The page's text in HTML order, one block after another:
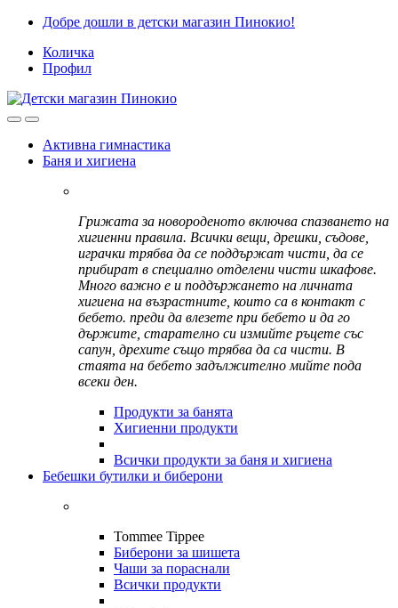
Skip
navigation
Skip
content
Добре дошли в детски магазин Пинокио!
Количка
Профил
Активна гимнастика
Баня и хигиена
Грижата за новороденото включва спазването на
хигиенни правила. Всички вещи, дрешки, съдове,
играчки трябва да се поддържат чисти, да се
прибират в специално отделени чисти шкафове.
Много важно е и поддържането на личната
хигиена на възрастните, които са в контакт с
бебето. преди да влезете при бебето и да го
държите, старателно си измийте ръцете със
сапун, дрехите също трябва да са чисти. В
стаята на бебето задължително мийте пода
всеки ден.
Продукти за банята
Хигиенни продукти
Всички продукти за баня и хигиена
Бебешки бутилки и биберони
Tommee Tippee
Биберони за шишета
Чаши за пораснали
Всички продукти